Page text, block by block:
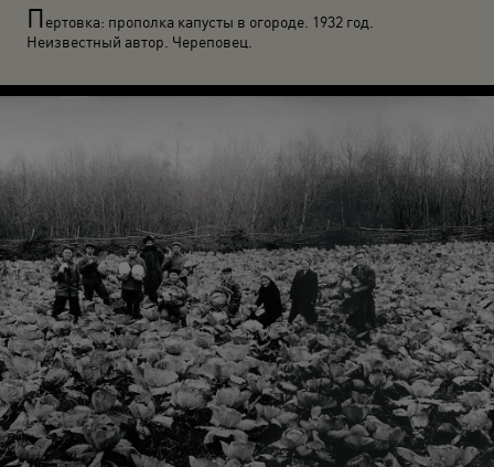
Пертовка: прополка капусты в огороде. 1932 год.
Неизвестный автор. Череповец.